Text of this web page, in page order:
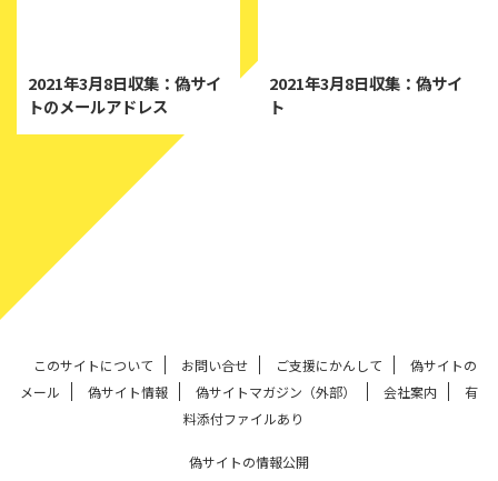
2021年3月8日収集：偽サイ
トのメールアドレス
2021年3月8日収集：偽サイ
ト
このサイトについて お問い合せ ご支援にかんして
偽サイトの
メール
偽サイト情報 偽サイトマガジン（外部） 会社案内
有
料添付ファイルあり
偽サイトの情報公開